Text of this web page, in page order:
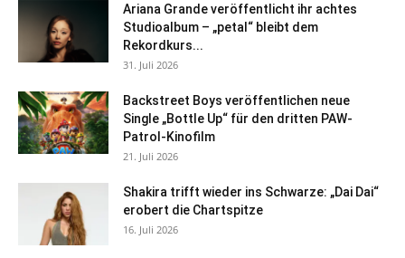
Ariana Grande veröffentlicht ihr achtes
Studioalbum – „petal“ bleibt dem
Rekordkurs...
31. Juli 2026
Backstreet Boys veröffentlichen neue
Single „Bottle Up“ für den dritten PAW-
Patrol-Kinofilm
21. Juli 2026
Shakira trifft wieder ins Schwarze: „Dai Dai“
erobert die Chartspitze
16. Juli 2026